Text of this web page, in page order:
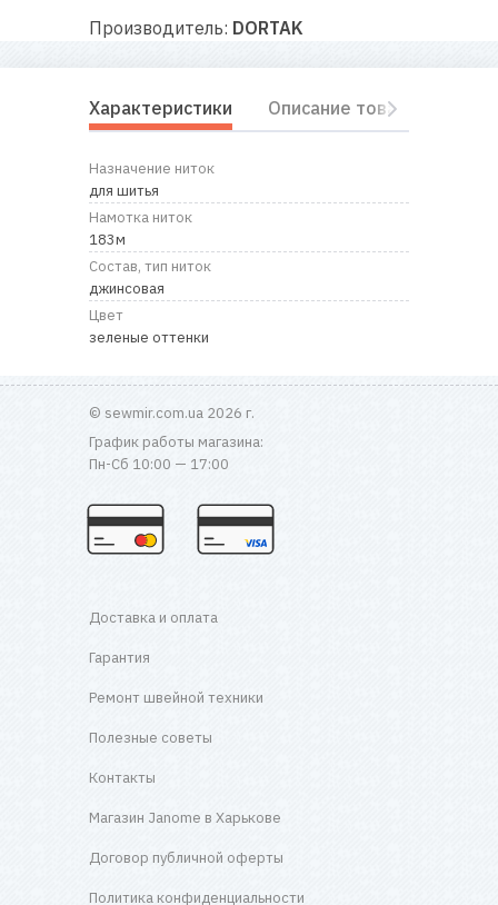
Производитель: DORTAK
Характеристики Описание товара
Назначение ниток
для шитья
Намотка ниток
183м
Состав, тип ниток
джинсовая
Цвет
зеленые оттенки
© sewmir.com.ua 2026 г.
График работы магазина:
Пн-Сб 10:00 — 17:00
Доставка и оплата
Гарантия
Ремонт швейной техники
Полезные советы
Контакты
Магазин Janome в Харькове
Договор публичной оферты
Политика конфиденциальности